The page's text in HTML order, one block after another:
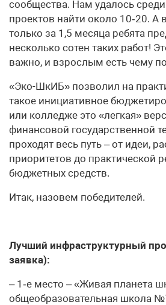
сообщества. Нам удалось
проектов найти около 10‑20. А
только за 1,5 месяца ребята
несколько сотен таких работ!
важно, и взрослым есть чему
«Эко-ШкИБ» позволил на
такое инициативное
или колледже это «легкая»
финансовой государственной
проходят весь путь – от идеи,
приоритетов до практической
бюджетных средств.
Итак, назовем победителей.
Лучший инфраструктурный
заявка):
– 1‑е место – «Живая планета
общеобразовательная школа